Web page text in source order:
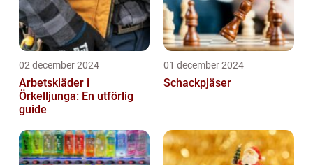
02 december 2024
Arbetskläder i
Örkelljunga: En utförlig
guide
01 december 2024
Schackpjäser